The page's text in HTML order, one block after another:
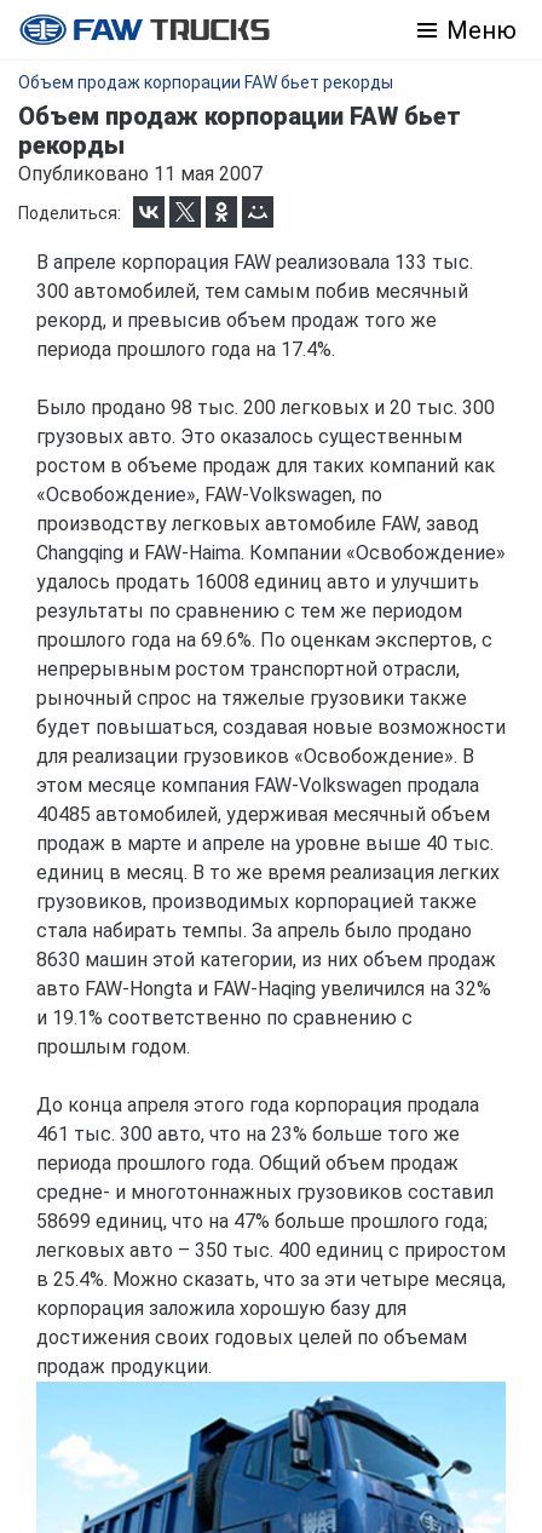
Меню
Объем продаж корпорации FAW бьет рекорды
Объем продаж корпорации FAW бьет
рекорды
Опубликовано 11 мая 2007
Поделиться:
В апреле корпорация FAW реализовала 133 тыс.
300 автомобилей, тем самым побив месячный
рекорд, и превысив объем продаж того же
периода прошлого года на 17.4%.
Было продано 98 тыс. 200 легковых и 20 тыс. 300
грузовых авто. Это оказалось существенным
ростом в объеме продаж для таких компаний как
«Освобождение», FAW-Volkswagen, по
производству легковых автомобиле FAW, завод
Changqing и FAW-Haima. Компании «Освобождение»
удалось продать 16008 единиц авто и улучшить
результаты по сравнению с тем же периодом
прошлого года на 69.6%. По оценкам экспертов, с
непрерывным ростом транспортной отрасли,
рыночный спрос на тяжелые грузовики также
будет повышаться, создавая новые возможности
для реализации грузовиков «Освобождение». В
этом месяце компания FAW-Volkswagen продала
40485 автомобилей, удерживая месячный объем
продаж в марте и апреле на уровне выше 40 тыс.
единиц в месяц. В то же время реализация легких
грузовиков, производимых корпорацией также
стала набирать темпы. За апрель было продано
8630 машин этой категории, из них объем продаж
авто FAW-Hongta и FAW-Haqing увеличился на 32%
и 19.1% соответственно по сравнению с
прошлым годом.
До конца апреля этого года корпорация продала
461 тыс. 300 авто, что на 23% больше того же
периода прошлого года. Общий объем продаж
средне- и многотоннажных грузовиков составил
58699 единиц, что на 47% больше прошлого года;
легковых авто – 350 тыс. 400 единиц с приростом
в 25.4%. Можно сказать, что за эти четыре месяца,
корпорация заложила хорошую базу для
достижения своих годовых целей по объемам
продаж продукции.